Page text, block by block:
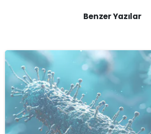
Benzer Yazılar